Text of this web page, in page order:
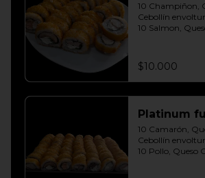
10 Champiñon,
Cebollín
10 Salmon,
envoltura panko
$10.000
Platinum
10 Camarón,
Cebollín
10 Pollo, Queso